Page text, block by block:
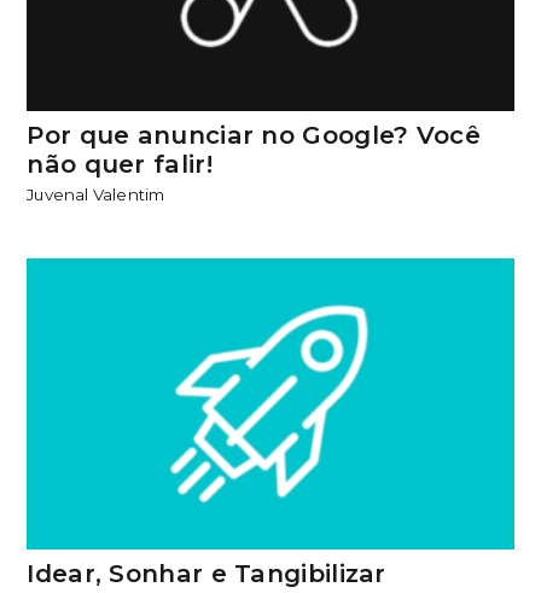
Por que anunciar no Google? Você
não quer falir!
Juvenal Valentim
Idear, Sonhar e Tangibilizar